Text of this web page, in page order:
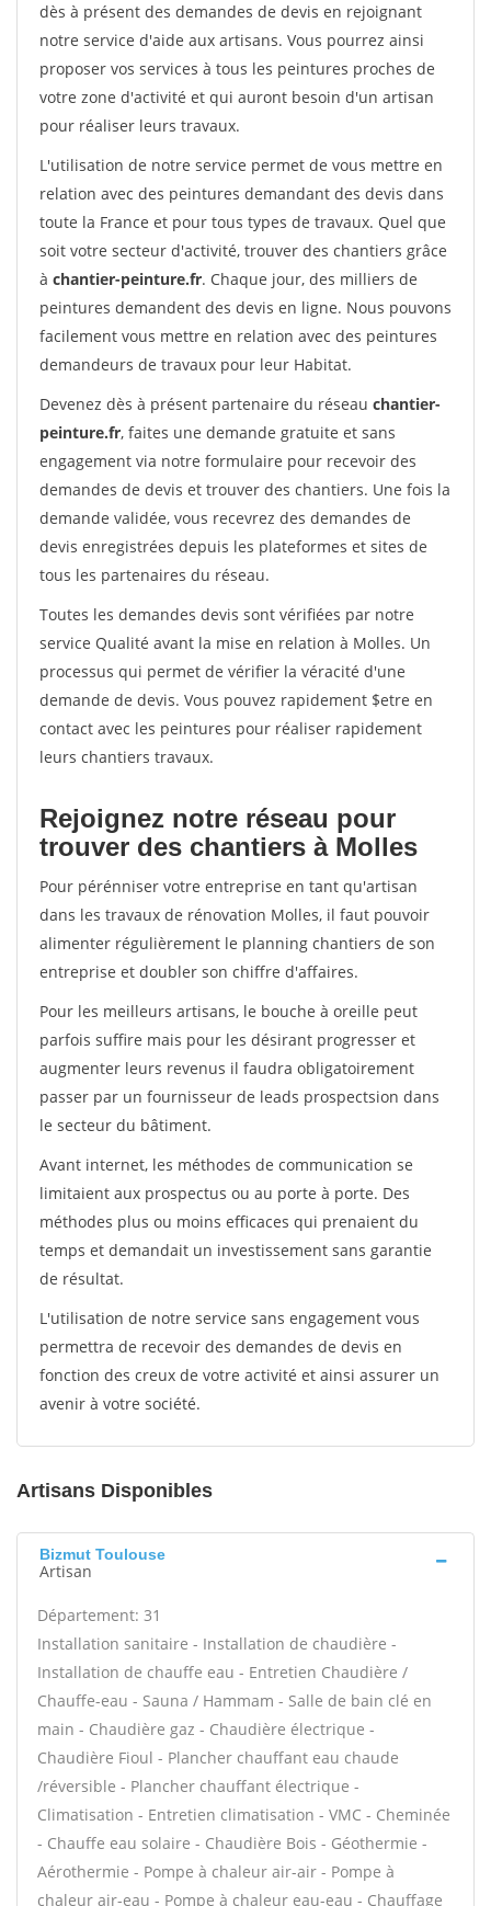
dès à présent des demandes de devis en rejoignant
notre service d'aide aux artisans. Vous pourrez ainsi
proposer vos services à tous les peintures proches de
votre zone d'activité et qui auront besoin d'un artisan
pour réaliser leurs travaux.
L'utilisation de notre service permet de vous mettre en
relation avec des peintures demandant des devis dans
toute la France et pour tous types de travaux. Quel que
soit votre secteur d'activité, trouver des chantiers grâce
à chantier-peinture.fr. Chaque jour, des milliers de
peintures demandent des devis en ligne. Nous pouvons
facilement vous mettre en relation avec des peintures
demandeurs de travaux pour leur Habitat.
Devenez dès à présent partenaire du réseau chantier-
peinture.fr, faites une demande gratuite et sans
engagement via notre formulaire pour recevoir des
demandes de devis et trouver des chantiers. Une fois la
demande validée, vous recevrez des demandes de
devis enregistrées depuis les plateformes et sites de
tous les partenaires du réseau.
Toutes les demandes devis sont vérifiées par notre
service Qualité avant la mise en relation à Molles. Un
processus qui permet de vérifier la véracité d'une
demande de devis. Vous pouvez rapidement $etre en
contact avec les peintures pour réaliser rapidement
leurs chantiers travaux.
Rejoignez notre réseau pour
trouver des chantiers à Molles
Pour pérénniser votre entreprise en tant qu'artisan
dans les travaux de rénovation Molles, il faut pouvoir
alimenter régulièrement le planning chantiers de son
entreprise et doubler son chiffre d'affaires.
Pour les meilleurs artisans, le bouche à oreille peut
parfois suffire mais pour les désirant progresser et
augmenter leurs revenus il faudra obligatoirement
passer par un fournisseur de leads prospectsion dans
le secteur du bâtiment.
Avant internet, les méthodes de communication se
limitaient aux prospectus ou au porte à porte. Des
méthodes plus ou moins efficaces qui prenaient du
temps et demandait un investissement sans garantie
de résultat.
L'utilisation de notre service sans engagement vous
permettra de recevoir des demandes de devis en
fonction des creux de votre activité et ainsi assurer un
avenir à votre société.
Artisans Disponibles
Bizmut Toulouse
Artisan
Département: 31
Installation sanitaire - Installation de chaudière -
Installation de chauffe eau - Entretien Chaudière /
Chauffe-eau - Sauna / Hammam - Salle de bain clé en
main - Chaudière gaz - Chaudière électrique -
Chaudière Fioul - Plancher chauffant eau chaude
/réversible - Plancher chauffant électrique -
Climatisation - Entretien climatisation - VMC - Cheminée
- Chauffe eau solaire - Chaudière Bois - Géothermie -
Aérothermie - Pompe à chaleur air-air - Pompe à
chaleur air-eau - Pompe à chaleur eau-eau - Chauffage